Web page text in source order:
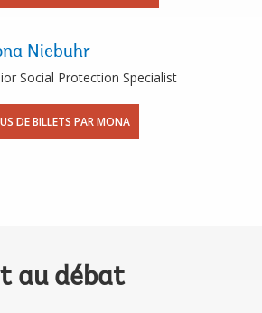
Niebuhr
Social Protection Specialist
DE BILLETS PAR MONA
au débat